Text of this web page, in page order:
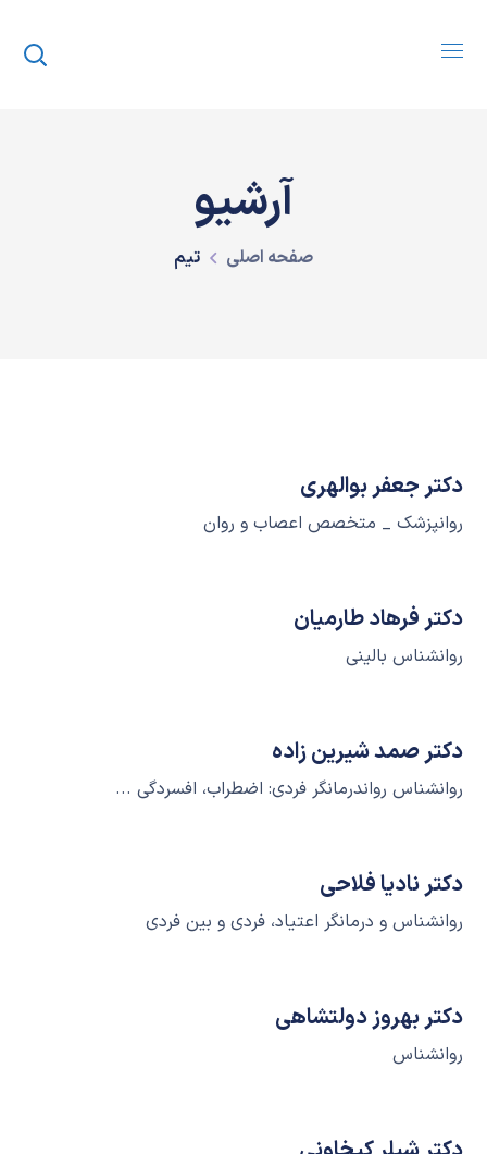
آرشیو
صفحه اصلی تیم
دکتر جعفر بوالهری
روانپزشک _ متخصص اعصاب و روان
دکتر فرهاد طارمیان
روانشناس بالینی
دکتر صمد شیرین زاده
روانشناس رواندرمانگر فردی: اضطراب، افسردگی ...
دکتر نادیا فلاحی
روانشناس و درمانگر اعتیاد، فردی و بین فردی
دکتر بهروز دولتشاهی
روانشناس